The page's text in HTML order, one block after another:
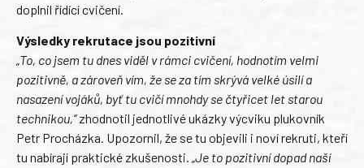
doplnil řídící cvičení.
Výsledky rekrutace jsou pozitivní
„To, co jsem tu dnes viděl v rámci cvičení, hodnotím velmi
pozitivně, a zároveň vím, že se za tím skrývá velké úsilí a
nasazení vojáků, byť tu cvičí mnohdy se čtyřicet let starou
technikou,“zhodnotil jednotlivé ukázky výcviku plukovník
Petr Procházka. Upozornil, že se tu objevili i noví rekruti, kteří
tu nabírají praktické zkušenosti. „Je to pozitivní dopad naší